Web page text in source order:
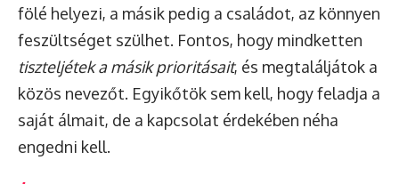
fölé helyezi, a másik pedig a családot, az könnyen
feszültséget szülhet. Fontos, hogy mindketten
tiszteljétek a másik prioritásait, és megtaláljátok a
közös nevezőt. Egyikőtök sem kell, hogy feladja a
saját álmait, de a kapcsolat érdekében néha
engedni kell.